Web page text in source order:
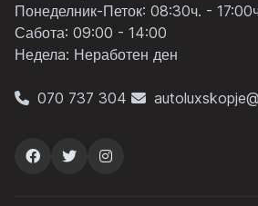
Понеделник-Петок: 08:30ч. -
Сабота: 09:00 - 14:00
Неделa: Неработен ден
070 737 304